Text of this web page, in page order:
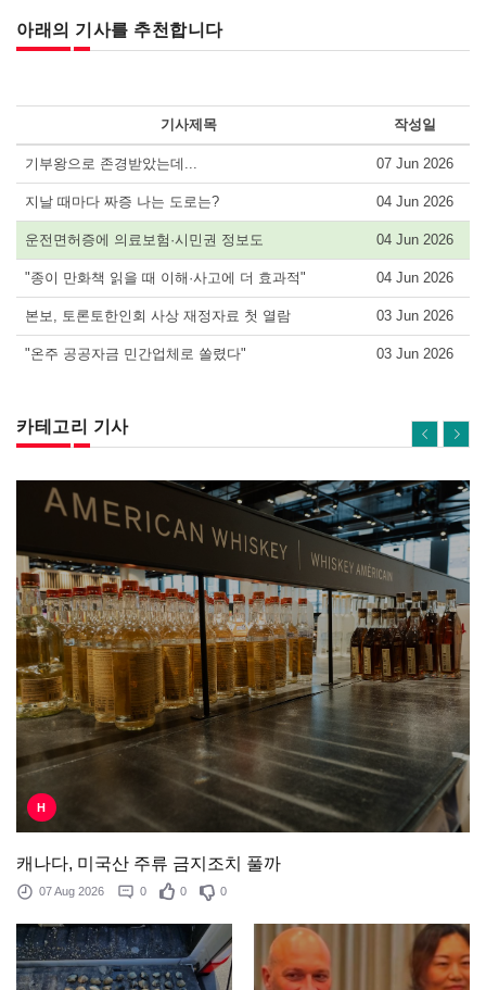
아래의 기사를 추천합니다
기사제목 작성일
기부왕으로 존경받았는데... 07 Jun 2026
지날 때마다 짜증 나는 도로는? 04 Jun 2026
운전면허증에 의료보험·시민권 정보도 04 Jun 2026
"종이 만화책 읽을 때 이해·사고에 더 효과적" 04 Jun 2026
본보, 토론토한인회 사상 재정자료 첫 열람 03 Jun 2026
"온주 공공자금 민간업체로 쏠렸다" 03 Jun 2026
카테고리 기사
H
캐나다, 미국산 주류 금지조치 풀까
07 Aug 2026 0 0 0